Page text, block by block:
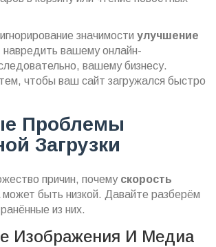
значимости улучшение
вашему онлайн-
вашему бизнесу.
чтобы ваш сайт загружался быстро
Проблемы
Загрузки
причин, почему скорость
может быть низкой. Давайте разберём
из них.
Изображения И Медиа